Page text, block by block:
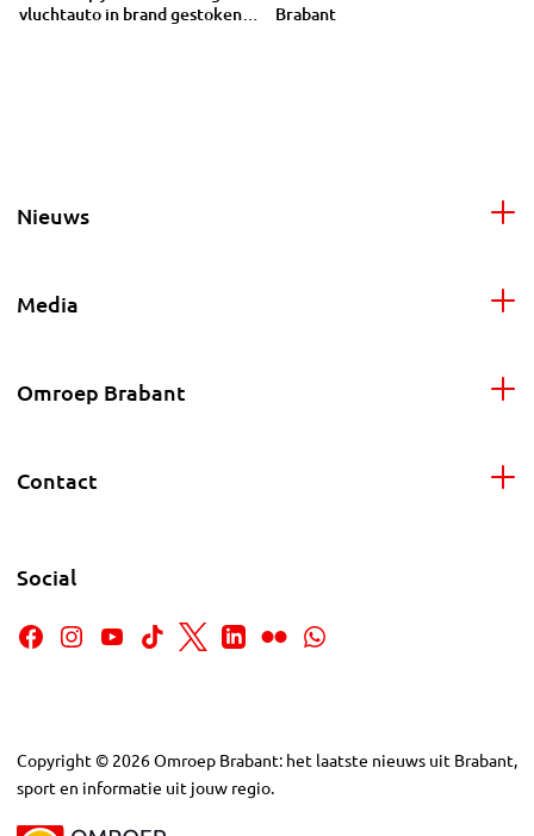
vluchtauto in brand gestoken
Brabant
Nieuws
Media
Omroep Brabant
Contact
Social
Copyright © 2026Omroep Brabant: het laatste nieuws uit Brabant,
sport en informatie uit jouw regio.